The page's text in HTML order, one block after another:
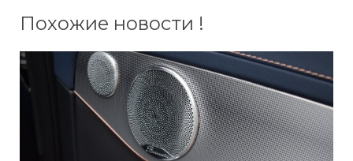
Похожие новости !